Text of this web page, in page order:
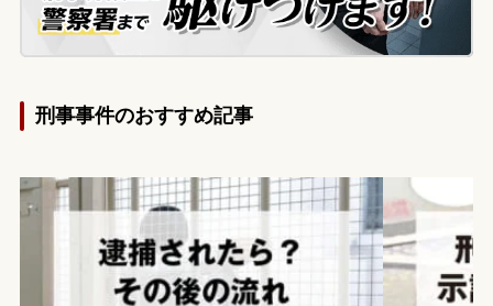
刑事事件のおすすめ記事